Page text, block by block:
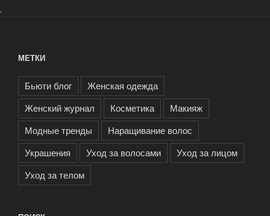
.
МЕТКИ
Бьюти блог
Женская одежда
Женский журнал
Косметика
Макияж
Модные тренды
Наращивание волос
Украшения
Уход за волосами
Уход за лицом
Уход за телом